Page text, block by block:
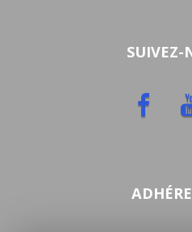
SUIVEZ-